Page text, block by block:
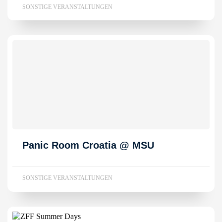
SONSTIGE VERANSTALTUNGEN
Panic Room Croatia @ MSU
SONSTIGE VERANSTALTUNGEN